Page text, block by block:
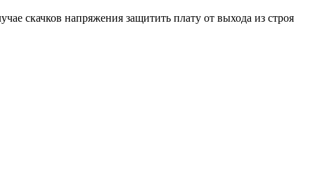
скачков напряжения защитить плату от выхода из строя